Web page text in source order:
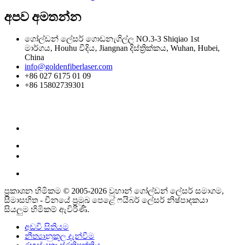
අපව අමතන්න
ගෝල්ඩන් ලේසර් ගොඩනැගිල්ල NO.3-3 Shiqiao 1st
මාර්ගය, Houhu වීදිය, Jiangnan දිස්ත්‍රික්කය, Wuhan, Hubei,
China
info@goldenfiberlaser.com
+86 027 6175 01 09
+86 15802739301
ප්‍රකාශන හිමිකම © 2005-2026 වුහාන් ගෝල්ඩන් ලේසර් සමාගම,
සීමාසහිත - චීනයේ ප්‍රමුඛ පෙළේ ෆයිබර් ලේසර් නිෂ්පාදකයා
සියලුම හිමිකම් ඇවිරිණි.
අඩවි සිතියම
නීත්‍යානුකූල දැන්වීම